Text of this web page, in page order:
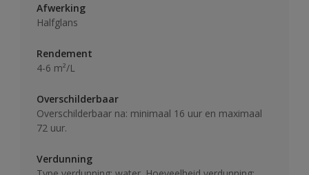
Afwerking
Halfglans
Rendement
4-6 m²/L
Overschilderbaar
Overschilderbaar na: minimaal 16 uur en maximaal
72 uur.
Verdunning